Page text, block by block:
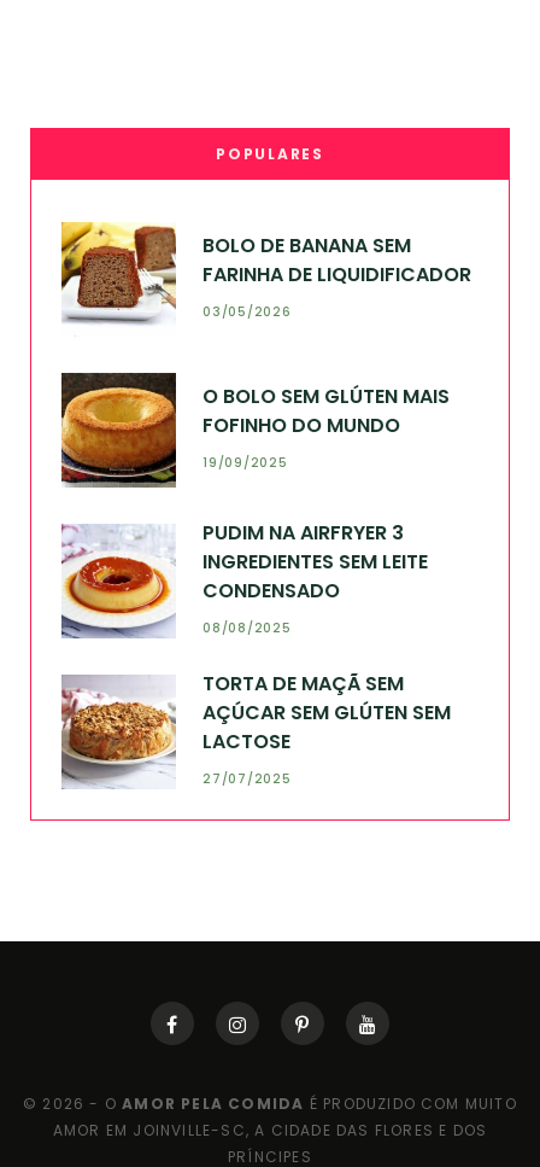
POPULARES
BOLO DE BANANA SEM
FARINHA DE LIQUIDIFICADOR
03/05/2026
O BOLO SEM GLÚTEN MAIS
FOFINHO DO MUNDO
19/09/2025
PUDIM NA AIRFRYER 3
INGREDIENTES SEM LEITE
CONDENSADO
08/08/2025
TORTA DE MAÇÃ SEM
AÇÚCAR SEM GLÚTEN SEM
LACTOSE
27/07/2025
© 2026 - OAMOR PELA COMIDA É PRODUZIDO COM MUITO
AMOR EM JOINVILLE-SC, A CIDADE DAS FLORES E DOS
PRÍNCIPES